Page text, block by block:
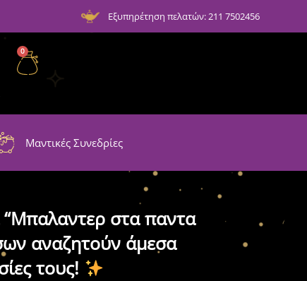
Εξυπηρέτηση πελατών: 211 7502456
0
Μαντικές Συνεδρίες
στα παντα
αναζητούν άμεσα
τους!